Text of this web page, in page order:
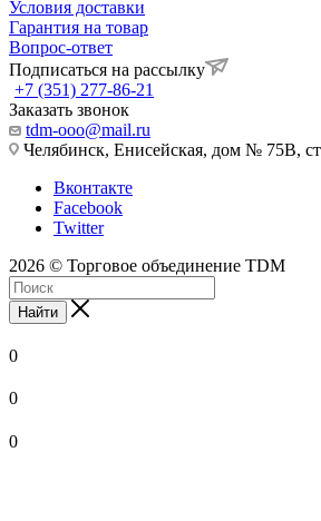
Условия доставки
Гарантия на товар
Вопрос-ответ
Подписаться на рассылку
+7 (351) 277-86-21
Заказать звонок
tdm-ooo@mail.ru
Челябинск, Енисейская, дом № 75В,
Вконтакте
Facebook
Twitter
2026 © Торговое объединение TDM
Найти
0
0
0